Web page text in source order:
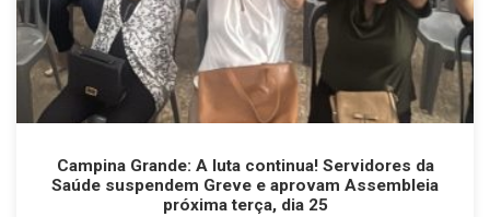
Campina Grande: A luta continua! Servidores da
Saúde suspendem Greve e aprovam Assembleia
próxima terça, dia 25